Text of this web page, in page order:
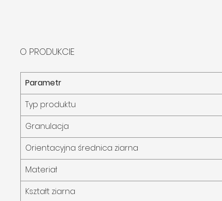
O PRODUKCIE
Parametr
Typ produktu
Granulacja
Orientacyjna średnica ziarna
Materiał
Kształt ziarna